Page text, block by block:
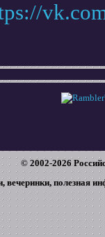
© 2002-2026
вечеринки, полезная